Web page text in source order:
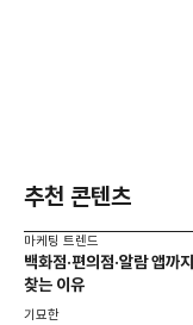
추천 콘텐츠
마케팅 트렌드
백화점·편의점·알람 앱까
찾는 이유
기묘한